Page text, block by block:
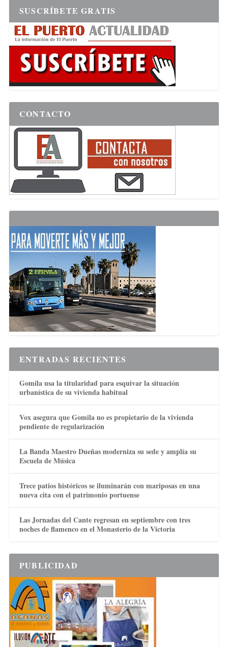
SUSCRÍBETE GRATIS
CONTACTO
ENTRADAS RECIENTES
Gomila usa la titularidad para esquivar la situación
urbanística de su vivienda habitual
Vox asegura que Gomila no es propietario de la vivienda
pendiente de regularización
La Banda Maestro Dueñas moderniza su sede y amplía su
Escuela de Música
Trece patios históricos se iluminarán con mariposas en una
nueva cita con el patrimonio portuense
Las Jornadas del Cante regresan en septiembre con tres
noches de flamenco en el Monasterio de la Victoria
PUBLICIDAD